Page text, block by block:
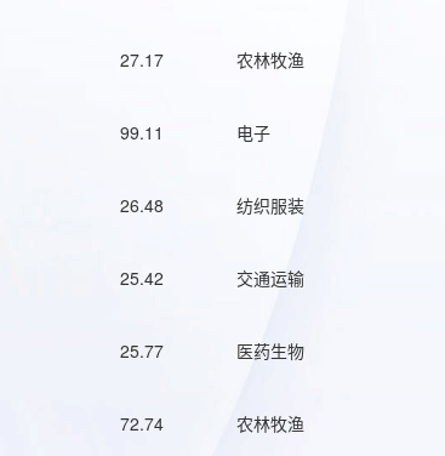
27.17 农林牧渔
99.11 电子
26.48 纺织服装
25.42 交通运输
25.77 医药生物
72.74 农林牧渔